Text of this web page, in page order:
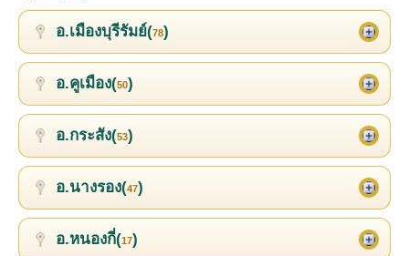
อ.เมืองบุรีรัมย์(78)
อ.คูเมือง(50)
อ.กระสัง(53)
อ.นางรอง(47)
อ.หนองกี่(17)